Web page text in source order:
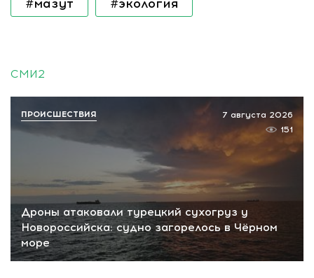
#мазут #экология
СМИ2
Дроны атаковали турецкий сухогруз у
Новороссийска: судно загорелось в Чёрном
море
7 августа 2026
151
ПРОИСШЕСТВИЯ